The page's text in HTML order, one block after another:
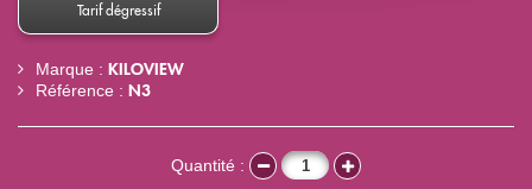
Tarif dégressif
Marque : KILOVIEW
Référence : N3
Quantité :